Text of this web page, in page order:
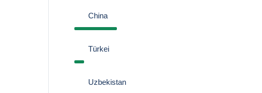
China
Türkei
Uzbekistan